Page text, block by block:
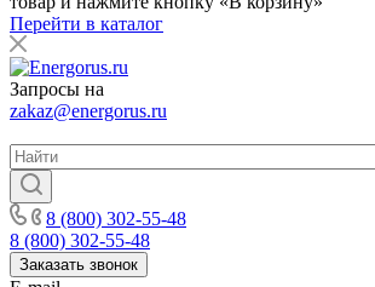
Перейти в каталог
Запросы на
zakaz@energorus.ru
8 (800) 302-55-48
8 (800) 302-55-48
Заказать звонок